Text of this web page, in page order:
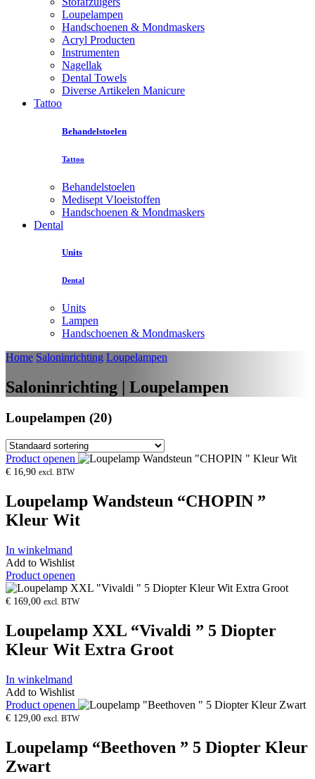
Loupelampen
Handschoenen & Mondmaskers
Acryl Producten
Instrumenten
Nagellak
Dental Towels
Diverse Artikelen Manicure
Tattoo
Behandelstoelen
Tattoo
Behandelstoelen
Medisept Vloeistoffen
Handschoenen & Mondmaskers
Dental
Units
Dental
Units
Lampen
Handschoenen & Mondmaskers
Home Saloninrichting Loupelampen
Saloninrichting | Loupelampen
Loupelampen (20)
Product openen
€ 16,90 excl. BTW
Loupelamp Wandsteun “CHOPIN ”
Kleur Wit
In winkelmand
Add to Wishlist
Product openen
€ 169,00 excl. BTW
Loupelamp XXL “Vivaldi ” 5 Diopter
Kleur Wit Extra Groot
In winkelmand
Add to Wishlist
Product openen
€ 129,00 excl. BTW
Loupelamp “Beethoven ” 5 Diopter Kleur
Zwart